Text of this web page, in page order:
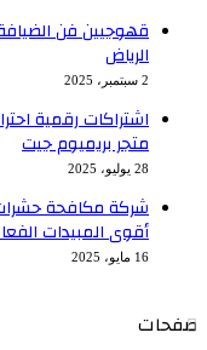
قهوجيين فن
الرياض
2 سبتمبر، 2025
اشتراكات رقمية
متجر بريميوم جيت
28 يوليو، 2025
شركة مكافحة
أقوى المبيدات
16 مايو، 2025
صفحات